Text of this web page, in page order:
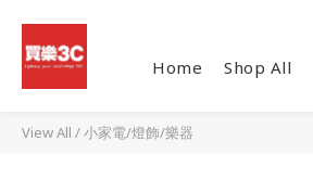
Home Shop All
View All /小家電/燈飾/樂器